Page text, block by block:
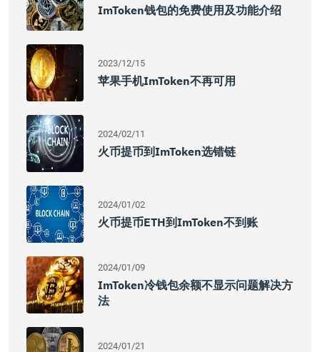
ImToken钱包的免费使用及功能介绍
2023/12/15
苹果手机imToken不再可用
2024/02/11
火币提币到imToken选错链
2024/01/02
火币提币ETH到imToken不到账
2024/01/09
ImToken冷钱包余额不显示问题解决方
法
2024/01/21